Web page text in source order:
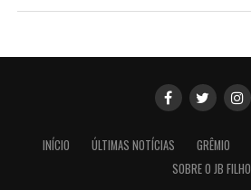
INÍCIO ÚLTIMAS NOTÍCIAS GRÊMIO
SOBRE O JB FILHO